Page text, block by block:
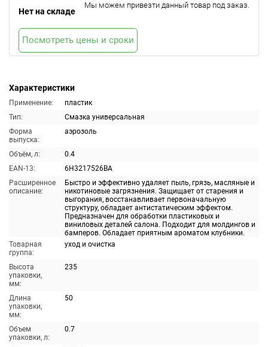
Характеристики
Применение:
пластик
Тип:
Смазка универсальная
Форма
выпуска:
аэрозоль
Объём, л:
0.4
EAN-13:
6H3217526BA
Расширенное
описание:
Быстро и эффективно удаляет пыль, грязь, масляные и
никотиновые загрязнения. Защищает от старения и
выгорания, восстанавливает первоначальную
структуру, обладает антистатическим эффектом.
Предназначен для обработки пластиковых и
виниловых деталей салона. Подходит для молдингов и
бамперов. Обладает приятным ароматом клубники.
Товарная
группа:
уход и очистка
Высота
упаковки,
мм:
235
Длина
упаковки,
мм:
50
Объем
упаковки, л:
0.7
Нет на складе
Мы можем привезти данный товар под заказ.
Посмотреть цены и сроки